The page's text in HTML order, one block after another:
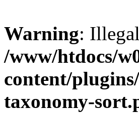
Warning:
/www/htdocs/
content/
taxonomy-